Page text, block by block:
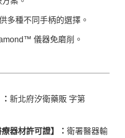
多種不同手柄的選擇。
儀器免磨削。
新北府汐衛藥販 字第
器材許可證】： 衛署醫器輸